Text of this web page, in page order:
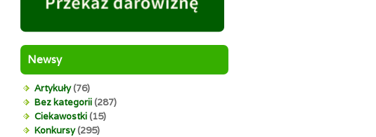
Newsy
Artykuły(76)
Bez kategorii(287)
Ciekawostki(15)
Konkursy(295)